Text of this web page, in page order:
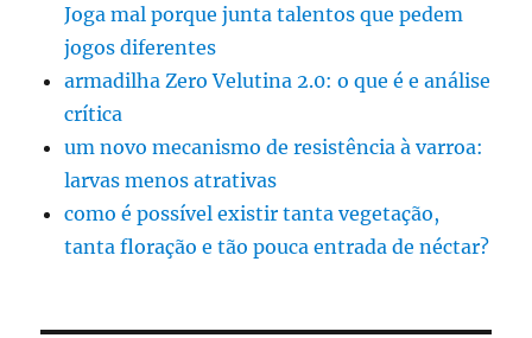
Joga mal porque junta talentos que pedem
jogos diferentes
armadilha Zero Velutina 2.0: o que é e análise
crítica
um novo mecanismo de resistência à varroa:
larvas menos atrativas
como é possível existir tanta vegetação,
tanta floração e tão pouca entrada de néctar?